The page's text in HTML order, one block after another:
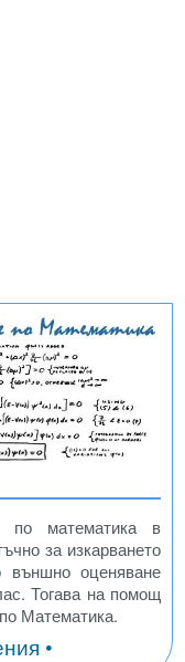
по математика в
за изкарването
външно оценяване
Тогава на помощ
Математика.
•